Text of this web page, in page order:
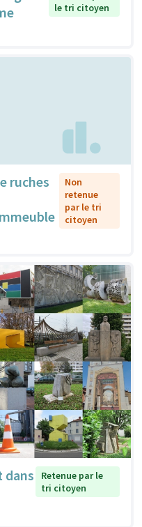
le tri citoyen
ruches
Non
retenue
par le tri
citoyen
dans
Retenue par le
tri citoyen